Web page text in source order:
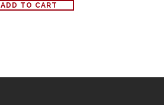
ADD TO CART